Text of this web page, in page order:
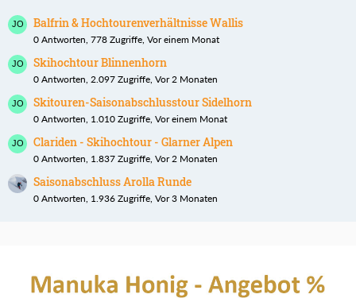
Balfrin & Hochtourenverhältnisse Wallis
0 Antworten, 778 Zugriffe, Vor einem Monat
Skihochtour Blinnenhorn
0 Antworten, 2.097 Zugriffe, Vor 2 Monaten
Skitouren-Saisonabschlusstour Sidelhorn
0 Antworten, 1.010 Zugriffe, Vor einem Monat
Clariden - Skihochtour - Glarner Alpen
0 Antworten, 1.837 Zugriffe, Vor 2 Monaten
Saisonabschluss Arolla Runde
0 Antworten, 1.936 Zugriffe, Vor 3 Monaten